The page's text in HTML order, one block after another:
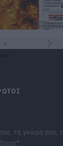
τη γνώμη σου,